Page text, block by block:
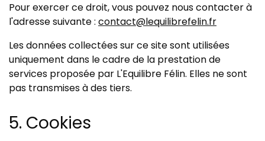
Pour exercer ce droit, vous pouvez nous contacter à
l'adresse suivante : contact@lequilibrefelin.fr
Les données collectées sur ce site sont utilisées
uniquement dans le cadre de la prestation de
services proposée par L'Equilibre Félin. Elles ne sont
pas transmises à des tiers.
5. Cookies